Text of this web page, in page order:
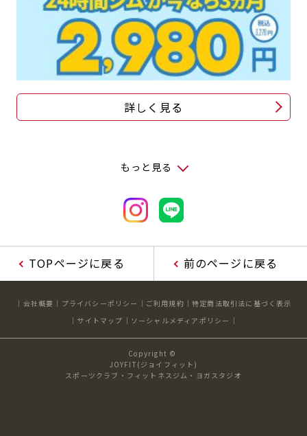
詳しく見る
もっと見る
TOPページに戻る 前のページに戻る
会社概要 プライバシーポリシー ご利用規約
特定商法取引法に基づく表示
サイトマップ
ソーシャルメディアポリシー
Copyright ©
JOYFIT(ジョイフィット)
スポーツクラブ・フィットネスジム・ヨガスタジオ